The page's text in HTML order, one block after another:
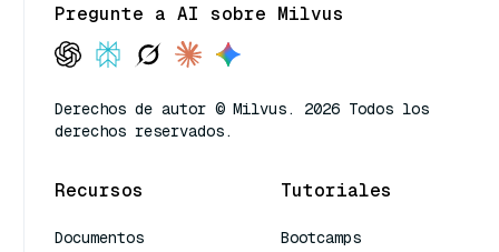
Pregunte a AI sobre Milvus
Derechos de autor © Milvus. 2026 Todos los
derechos reservados.
Recursos
Documentos
Tutoriales
Bootcamps